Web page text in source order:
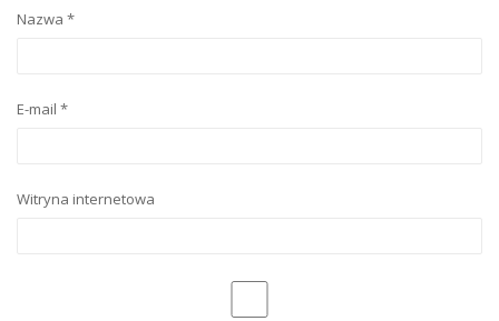
Nazwa *
E-mail *
Witryna internetowa